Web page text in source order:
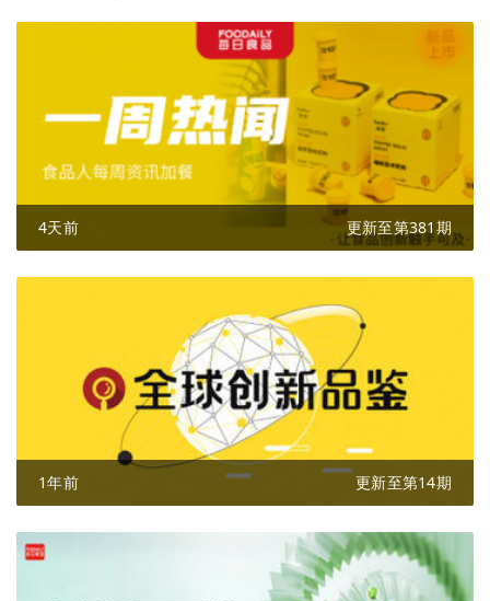
4天前 更新至第381期
1年前 更新至第14期